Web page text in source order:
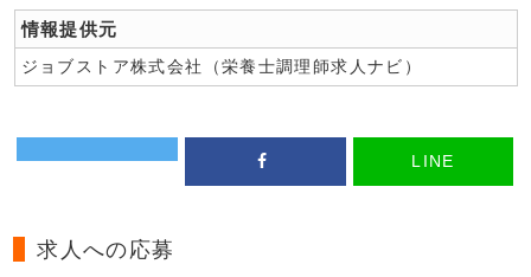
情報提供元
ジョブストア株式会社（栄養士調理師求人ナビ）
LINE
求人への応募